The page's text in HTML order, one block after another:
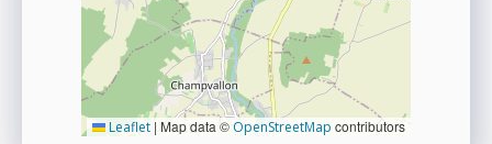
Leaflet | Map data © OpenStreetMap contributors